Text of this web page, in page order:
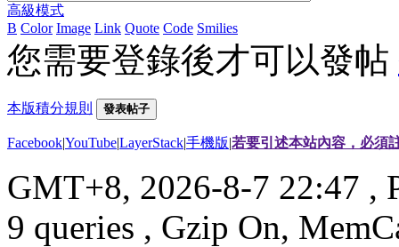
高級模式
B Color Image Link Quote Code Smilies
您需要登錄後才可以發帖
本版積分規則 發表帖子
Facebook|YouTube|LayerStack|手機版|若要引述本站內容，必須
GMT+8, 2026-8-7 22:47 ,
9 queries , Gzip On,